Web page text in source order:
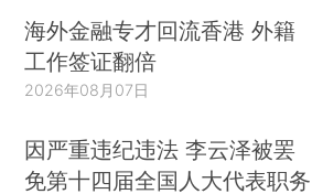
海外金融专才回流香港 外籍
工作签证翻倍
2026年08月07日
因严重违纪违法 李云泽被罢
免第十四届全国人大代表职务